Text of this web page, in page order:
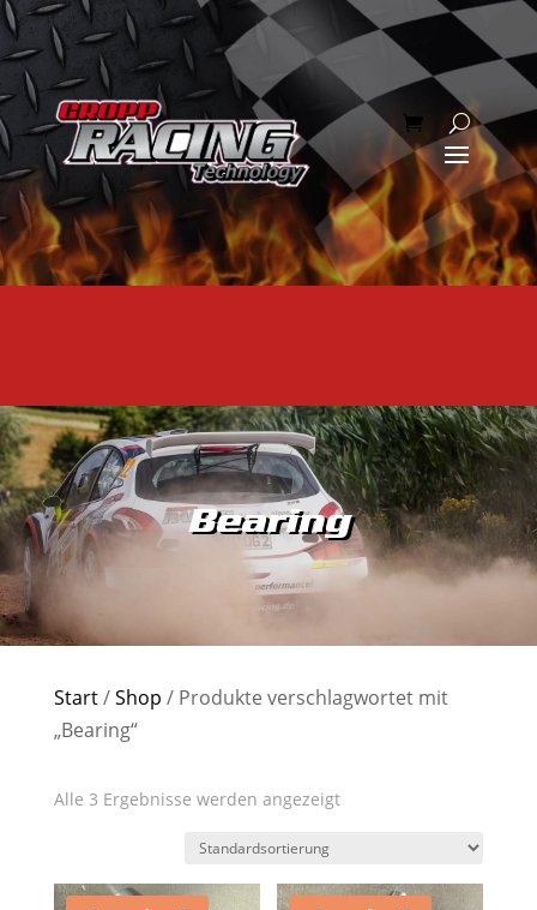
Bearing
Start/Shop / Produkte verschlagwortet mit
„Bearing“
Alle 3 Ergebnisse werden angezeigt